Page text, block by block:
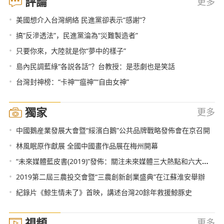
• 美國想介入台灣網絡 民進黨卻表示“感謝”？
• 搞“反滲透法”，民進黨淪為“災難製造者”
• 只要你來，大陸就是你“夢中的樣子”
• 島內民調藍綠“各説各話”？台教授：是悲劇也是笑話
• 台灣封神榜：“卡神”“瘟神”“自由女神”
獨家 更多
• 中國鵝産業發展大會暨“綏濱白鵝”公共品牌戰略發佈會在京召開
• 林風眠原作獻展 全國中國畫作品展在梅州開幕
• “未來媒體藍皮書(2019)”發佈：關注未來媒體三大熱點和六大趨勢
• 2019第二屆三農投交會暨“三農創新創業盛典”在江蘇淮安舉辦
• 紀錄片《鯨生情未了》首映，講述台灣20餘年救援鯨豚史